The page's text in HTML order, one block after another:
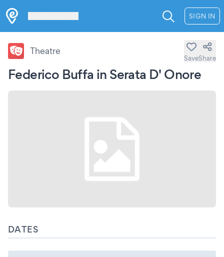
SIGN IN
Federico Buffa in Serata D' Onore
Theatre
SaveShare
DATES